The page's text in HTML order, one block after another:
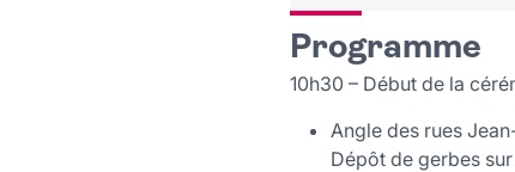
Programme
10h30 – Début de la
Angle des rues
Dépôt de gerbes